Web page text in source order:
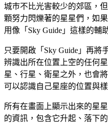
城巿不比光害較少的郊區，
顆努力閃爍著的星星們，如
用像「Sky Guide」這樣的輔
只要開啟「Sky Guide」再將
辨識出所在位置上空的任何
星、行星、衛星之外，也會
可以認識自己星座的位置與樣
所有在畫面上顯示出來的星
的資訊，包含它升起、落下